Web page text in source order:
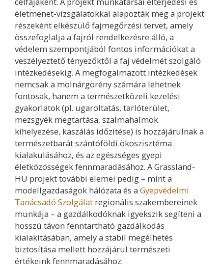
életmenet-vizsgálatokkal alapozták meg a projekt
részeként elkészülő fajmegőrzési tervet, amely
összefoglalja a fajról rendelkezésre álló, a
védelem szempontjából fontos információkat a
veszélyeztető tényezőktől a faj védelmét szolgáló
intézkedésekig. A megfogalmazott intézkedések
nemcsak a molnárgörény számára lehetnek
fontosak, hanem a természetközeli kezelési
gyakorlatok (pl. ugaroltatás, tarlóterület,
mezsgyék megtartása, szalmahalmok
kihelyezése, kaszálás időzítése) is hozzájárulnak a
természetbarát szántóföldi ökoszisztéma
kialakulásához, és az egészséges gyepi
életközösségek fennmaradásához. A Grassland-
HU projekt további elemei pedig – mint a
modellgazdaságok hálózata és a Gyepvédelmi
Tanácsadó Szolgálat regionális szakembereinek
munkája – a gazdálkodóknak igyekszik segíteni a
hosszú távon fenntartható gazdálkodás
kialakításában, amely a stabil megélhetés
biztosítása mellett hozzájárul természeti
értékeink fennmaradásához.